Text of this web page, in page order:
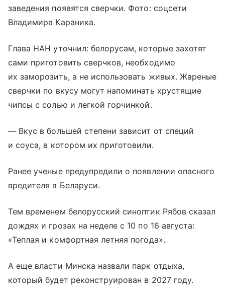
заведения появятся сверчки. Фото: соцсети
Владимира Караника.
Глава НАН уточнил: белорусам, которые захотят
сами приготовить сверчков, необходимо
их заморозить, а не использовать живых. Жареные
сверчки по вкусу могут напоминать хрустящие
чипсы с солью и легкой горчинкой.
— Вкус в большей степени зависит от специй
и соуса, в котором их приготовили.
Ранее ученые предупредили о появлении опасного
вредителя в Беларуси.
Тем временем белорусский синоптик Рябов сказал
дождях и грозах на неделе с 10 по 16 августа:
«Теплая и комфортная летняя погода».
А еще власти Минска назвали парк отдыха,
который будет реконструирован в 2027 году.